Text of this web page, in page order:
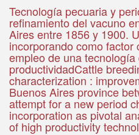
Tecnología pecuaria y
refinamiento del vacuno
Aires entre 1856 y 1900.
incorporando como factor
empleo de una tecnología
productividadCattle
characterization :
Buenos Aires province
attempt for a new period
incorporation as pivotal
of high productivity